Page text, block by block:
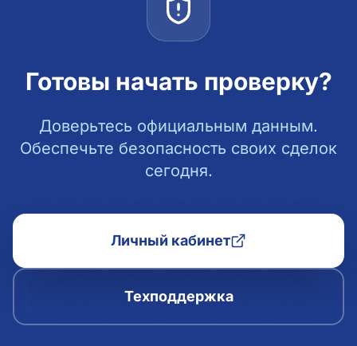
Готовы начать проверку?
Доверьтесь официальным данным.
Обеспечьте безопасность своих сделок
сегодня.
Личный кабинет
Техподдержка